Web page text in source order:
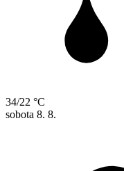
34/22 °C
sobota 8. 8.